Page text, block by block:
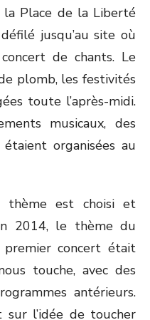
Place de la Liberté
jusqu’au site où
de chants. Le
plomb, les festivités
toute l’après-midi.
musicaux, des
organisées au
thème est choisi et
2014, le thème du
concert était
touche, avec des
antérieurs.
sur l’idée de toucher